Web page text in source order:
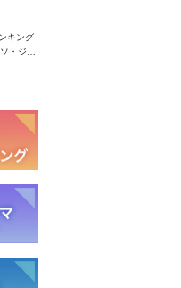
キング
・ジソ